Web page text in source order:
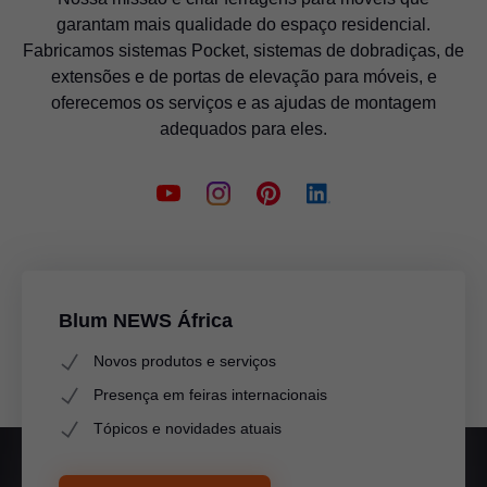
garantam mais qualidade do espaço residencial.
Fabricamos sistemas Pocket, sistemas de dobradiças, de
extensões e de portas de elevação para móveis, e
oferecemos os serviços e as ajudas de montagem
adequados para eles.
Blum NEWS África
Novos produtos e serviços
Presença em feiras internacionais
Tópicos e novidades atuais